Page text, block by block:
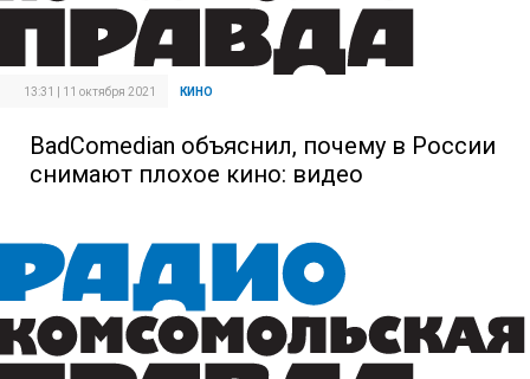
13:31 | 11 октября 2021 КИНО
BadComedian объяснил, почему в России
снимают плохое кино: видео